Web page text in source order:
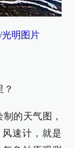
明图片
？
的天气图，
速计，就是